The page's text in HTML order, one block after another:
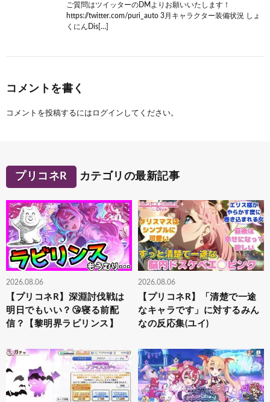
ご質問はツイッターのDMよりお願いいたします！
https://twitter.com/puri_auto 3月キャラクター装備状況 しょ
くにんDis[…]
コメントを書く
コメントを投稿するには ログイン してください。
プリコネR カテゴリの最新記事
2026.08.06
【プリコネR】深淵討伐戦は
明日でもいい？😘寝る前配
信？【黎明界ラビリンス】
2026.08.06
【プリコネR】「清楚で一途
なキャラです」に対するみん
なの反応集(ユイ)